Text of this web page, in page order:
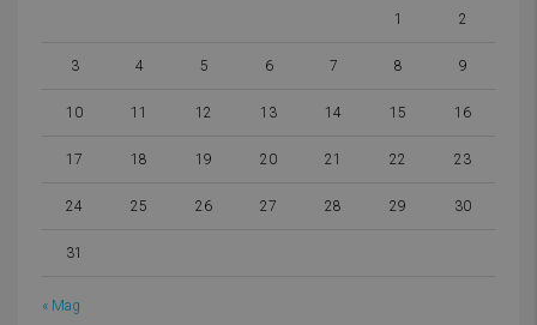
1 2
3 4 5 6 7 8 9
10 11 12 13 14 15 16
17 18 19 20 21 22 23
24 25 26 27 28 29 30
31
« Mag